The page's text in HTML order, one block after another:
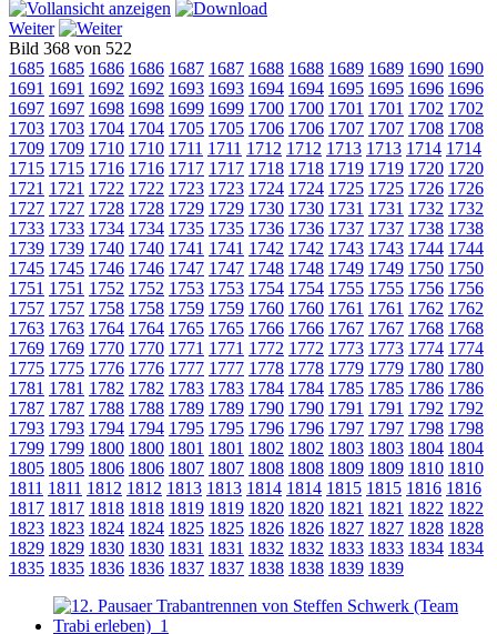
Weiter
Bild 368 von 522
1685 1685 1686 1686 1687 1687 1688 1688 1689 1689 1690 1690
1691 1691 1692 1692 1693 1693 1694 1694 1695 1695 1696 1696
1697 1697 1698 1698 1699 1699 1700 1700 1701 1701 1702 1702
1703 1703 1704 1704 1705 1705 1706 1706 1707 1707 1708 1708
1709 1709 1710 1710 1711 1711 1712 1712 1713 1713 1714 1714
1715 1715 1716 1716 1717 1717 1718 1718 1719 1719 1720 1720
1721 1721 1722 1722 1723 1723 1724 1724 1725 1725 1726 1726
1727 1727 1728 1728 1729 1729 1730 1730 1731 1731 1732 1732
1733 1733 1734 1734 1735 1735 1736 1736 1737 1737 1738 1738
1739 1739 1740 1740 1741 1741 1742 1742 1743 1743 1744 1744
1745 1745 1746 1746 1747 1747 1748 1748 1749 1749 1750 1750
1751 1751 1752 1752 1753 1753 1754 1754 1755 1755 1756 1756
1757 1757 1758 1758 1759 1759 1760 1760 1761 1761 1762 1762
1763 1763 1764 1764 1765 1765 1766 1766 1767 1767 1768 1768
1769 1769 1770 1770 1771 1771 1772 1772 1773 1773 1774 1774
1775 1775 1776 1776 1777 1777 1778 1778 1779 1779 1780 1780
1781 1781 1782 1782 1783 1783 1784 1784 1785 1785 1786 1786
1787 1787 1788 1788 1789 1789 1790 1790 1791 1791 1792 1792
1793 1793 1794 1794 1795 1795 1796 1796 1797 1797 1798 1798
1799 1799 1800 1800 1801 1801 1802 1802 1803 1803 1804 1804
1805 1805 1806 1806 1807 1807 1808 1808 1809 1809 1810 1810
1811 1811 1812 1812 1813 1813 1814 1814 1815 1815 1816 1816
1817 1817 1818 1818 1819 1819 1820 1820 1821 1821 1822 1822
1823 1823 1824 1824 1825 1825 1826 1826 1827 1827 1828 1828
1829 1829 1830 1830 1831 1831 1832 1832 1833 1833 1834 1834
1835 1835 1836 1836 1837 1837 1838 1838 1839 1839